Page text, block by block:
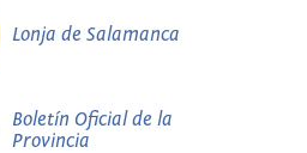
Lonja de Salamanca
Boletín Oficial de la
Provincia